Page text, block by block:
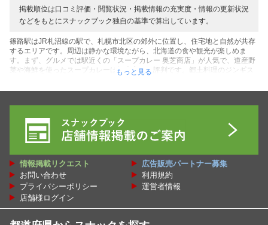
掲載順位は口コミ評価・閲覧状況・掲載情報の充実度・情報の更新状況
などをもとにスナックブック独自の基準で算出しています。
篠路駅はJR札沼線の駅で、札幌市北区の郊外に位置し、住宅地と自然が共存
するエリアです。周辺は静かな環境ながら、北海道の食や観光が楽しめま
す。まず、グルメでは駅近くの「スープカレー 奥芝商店」が人気で、道産野
菜や海鮮を使ったスープカレーは観光客にも評判です。郷土料理のジンギス
す。特産品としては、北海道産のジャガイモやカボチャが地元のスーパーや
築家イサム・ノグチがデザインした広大な公園は、彫刻や自然が融合した空
間です。冬には雪遊びやクロスカントリースキーが楽しめ、夏はサイクリン
グやピクニックに最適。篠路駅周辺は、札幌の中心部から離れた静かな環境
北海道産小麦を使ったパンや、道産ミルクのソフトクリームが人気。近くの
石狩川では、釣りや散歩を楽しむ地元民も多く、自然と食が織りなす北海道
の魅力を感じられます。そんな篠路駅周辺で楽しめるスナック・パブ・バ
ー・ラウンジ・メンバーズクラブ・居酒屋スナック・歌謡曲カフェ・ゲイバ
ー・チャイナパブ・サパーなどの飲み屋さんの情報を、お得な割引クーポン
をはじめ口コミ・レビューや篠路駅周辺のオススメ人気ランキングとして、
もっと見る
情報掲載リクエスト
広告販売パートナー募集
お問い合わせ
利用規約
プライバシーポリシー
運営者情報
店舗様ログイン